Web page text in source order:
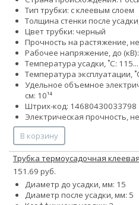
Тип трубки: с клеевым слоем
Толщина стенки после
Цвет трубки: черный
Прочность на растяжение,
Рабочее напряжение, до (кВ):
Температура усадки, ˚С:
Температура эксплуатации,
Удельное объемное
см: 10¹⁴
Штрих-код: 14680430033798
Электрическая прочность,
В корзину
Трубка термоусадочная
151.69 руб.
Диаметр до усадки, мм: 15
Диаметр после усадки, мм: 5